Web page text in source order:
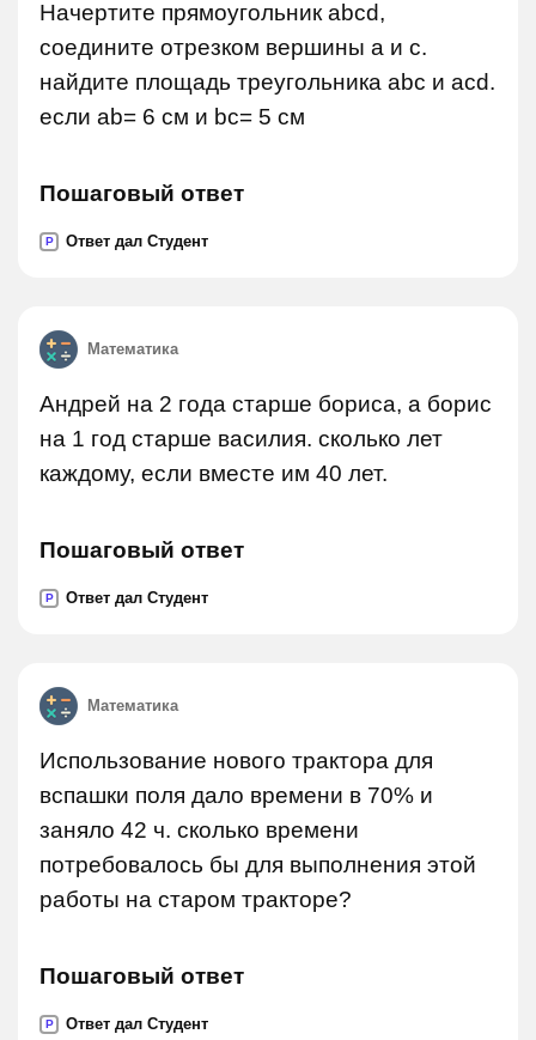
Начертите прямоугольник abcd,
соедините отрезком вершины a и c.
найдите площадь треугольника abc и acd.
если ab= 6 см и bc= 5 см
Пошаговый ответ
P Ответ дал Студент
Математика
Андрей на 2 года старше бориса, а борис
на 1 год старше василия. сколько лет
каждому, если вместе им 40 лет.
Пошаговый ответ
P Ответ дал Студент
Математика
Использование нового трактора для
вспашки поля дало времени в 70% и
заняло 42 ч. сколько времени
потребовалось бы для выполнения этой
работы на старом тракторе?
Пошаговый ответ
P Ответ дал Студент